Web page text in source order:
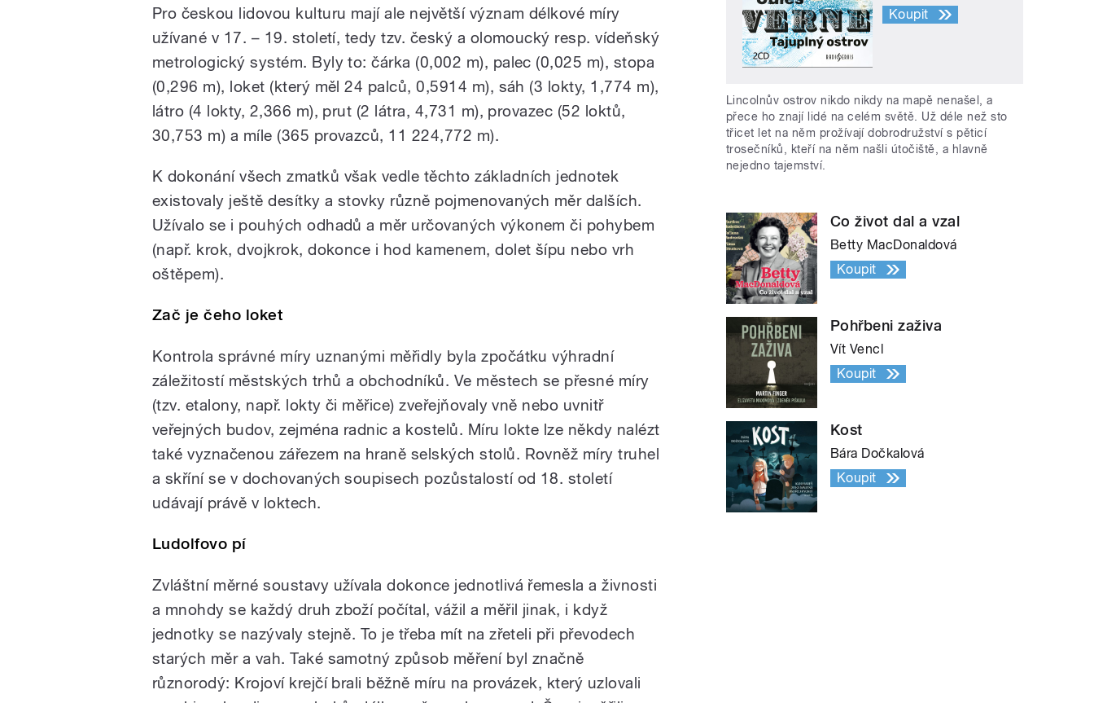
Pro českou lidovou kulturu mají ale největší význam délkové míry
užívané v 17. – 19. století, tedy tzv. český a olomoucký resp. vídeňský
metrologický systém. Byly to: čárka (0,002 m), palec (0,025 m), stopa
(0,296 m), loket (který měl 24 palců, 0,5914 m), sáh (3 lokty, 1,774 m),
látro (4 lokty, 2,366 m), prut (2 látra, 4,731 m), provazec (52 loktů,
30,753 m) a míle (365 provazců, 11 224,772 m).
K dokonání všech zmatků však vedle těchto základních jednotek
existovaly ještě desítky a stovky různě pojmenovaných měr dalších.
Užívalo se i pouhých odhadů a měr určovaných výkonem či pohybem
(např. krok, dvojkrok, dokonce i hod kamenem, dolet šípu nebo vrh
oštěpem).
Zač je čeho loket
Kontrola správné míry uznanými měřidly byla zpočátku výhradní
záležitostí městských trhů a obchodníků. Ve městech se přesné míry
(tzv. etalony, např. lokty či měřice) zveřejňovaly vně nebo uvnitř
veřejných budov, zejména radnic a kostelů. Míru lokte lze někdy nalézt
také vyznačenou zářezem na hraně selských stolů. Rovněž míry truhel
a skříní se v dochovaných soupisech pozůstalostí od 18. století
udávají právě v loktech.
Ludolfovo pí
Zvláštní měrné soustavy užívala dokonce jednotlivá řemesla a živnosti
a mnohdy se každý druh zboží počítal, vážil a měřil jinak, i když
jednotky se nazývaly stejně. To je třeba mít na zřeteli při převodech
starých měr a vah. Také samotný způsob měření byl značně
různorodý: Krojoví krejčí brali běžně míru na provázek, který uzlovali
Koupit
Lincolnův ostrov nikdo nikdy na mapě nenašel, a
přece ho znají lidé na celém světě. Už déle než sto
třicet let na něm prožívají dobrodružství s pěticí
trosečníků, kteří na něm našli útočiště, a hlavně
nejedno tajemství.
Co život dal a vzal
Betty MacDonaldová
Koupit
Pohřbeni zaživa
Vít Vencl
Koupit
Kost
Bára Dočkalová
Koupit